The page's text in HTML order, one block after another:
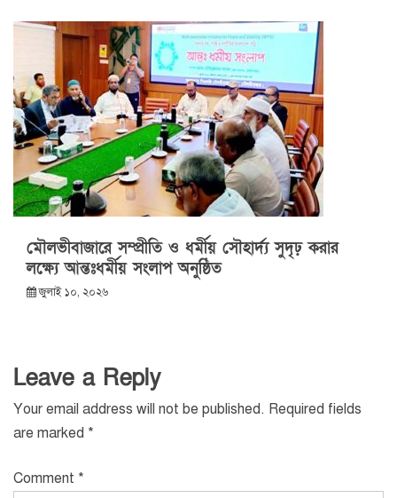
মৌলভীবাজারে সম্প্রীতি ও ধর্মীয় সৌহার্দ্য সুদৃঢ় করার
লক্ষ্যে আন্তঃধর্মীয় সংলাপ অনুষ্ঠিত
জুলাই ১০, ২০২৬
Leave a Reply
Your email address will not be published. Required fields
are marked *
Comment *